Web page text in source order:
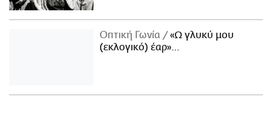
Οπτική Γωνία
«Ω γλυκύ μου
(εκλογικό) έαρ»…